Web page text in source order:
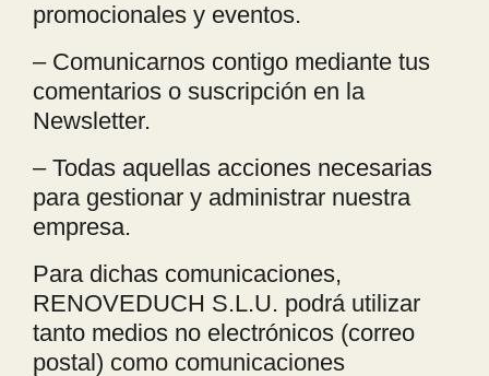
promocionales y eventos.
– Comunicarnos contigo mediante tus
comentarios o suscripción en la
Newsletter.
– Todas aquellas acciones necesarias
para gestionar y administrar nuestra
empresa.
Para dichas comunicaciones,
RENOVEDUCH S.L.U. podrá utilizar
tanto medios no electrónicos (correo
postal) como comunicaciones